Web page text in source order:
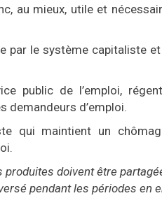
au mieux, utile et
par le système capitaliste
public de l’emploi,
demandeurs d’emploi.
qui maintient un
doivent être
pendant les périodes en